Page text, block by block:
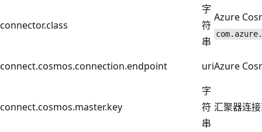
connector.class
字
符
串
Azure
connect.cosmos.connection.endpoint uriAzure
connect.cosmos.master.key
字
符
串
汇聚器连